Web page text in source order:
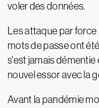
voler des données.
Les attaque par
mots de passe ont
s'est jamais démentie
nouvel essor avec la
Avant la pandémie